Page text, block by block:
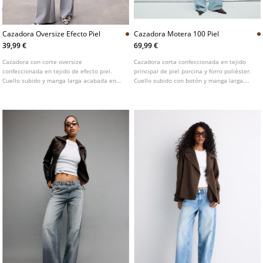
Cazadora Oversize Efecto Piel
39,99 €
Cazadora con corte oversize
confeccionada en tejido de efecto piel.
Cuello subido y manga larga acabada en
a presión.
Cazadora Motera 100 Piel
69,99 €
Cazadora corta confeccionada en tejido
principal de piel porcina y forro poliéster.
Cuello subido con botón y manga larga.